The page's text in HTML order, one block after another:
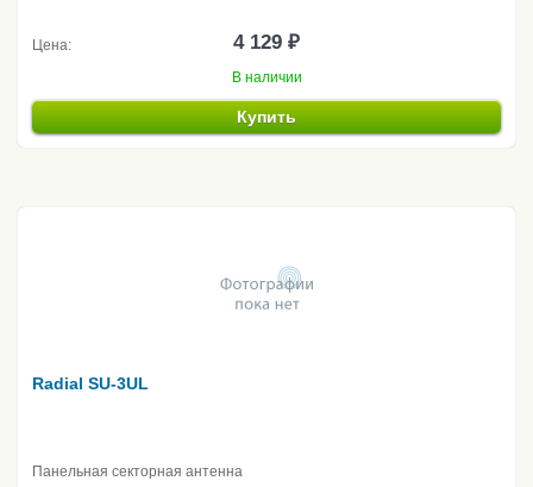
Цена: 4 129 ₽
В наличии
Купить
Radial SU-3UL
Панельная секторная антенна